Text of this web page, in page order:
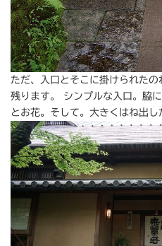
ただ、入口とそこに掛けられた
残ります。 シンプルな入口。脇
とお花。そして。大きくはね出し